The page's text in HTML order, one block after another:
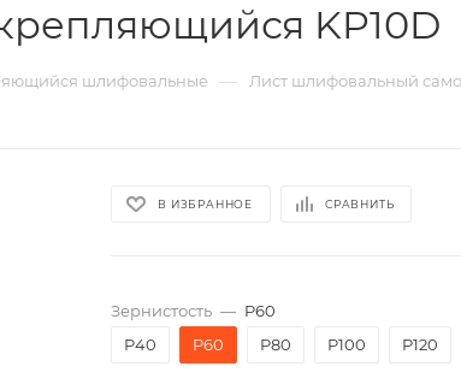
KP10D
шлифовальные — Лист шлифовальный
В ИЗБРАННОЕ СРАВНИТЬ
Зернистость — P60
P40
P60 P80 P100 P120